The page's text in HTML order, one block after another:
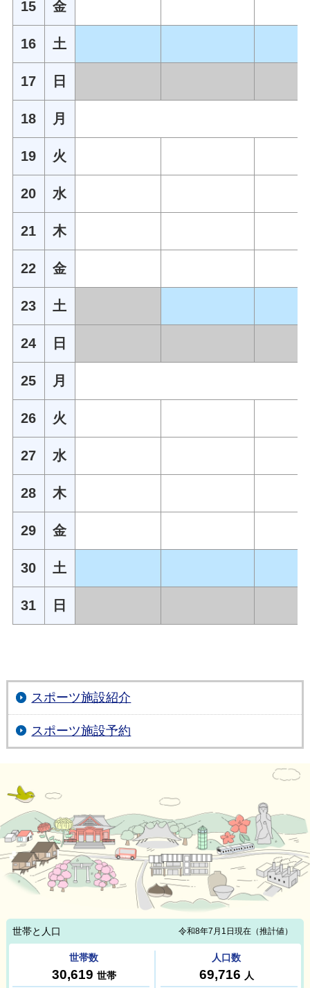
15 金
16 土
17 日
18 月
19 火
20 水
21 木
22 金
23 土
24 日
25 月
26 火
27 水
28 木
29 金
30 土
31 日
スポーツ施設紹介
スポーツ施設予約